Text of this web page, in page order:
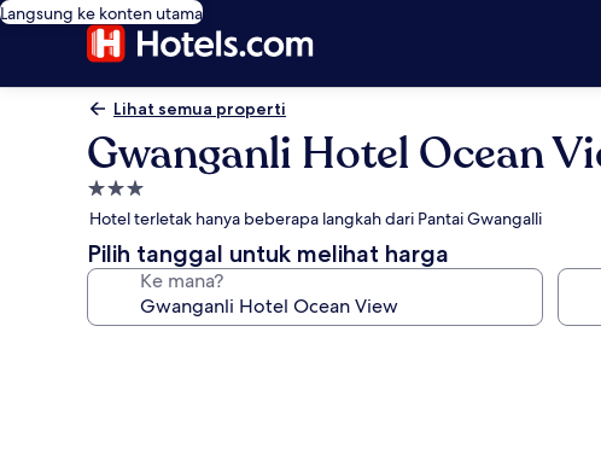
Langsung ke konten utama
Lihat semua properti
Gwanganli Hotel Ocean
Properti
bintang
3.0
Hotel terletak hanya beberapa langkah dari Pantai Gwangalli
Pilih tanggal untuk melihat harga
Ke mana?